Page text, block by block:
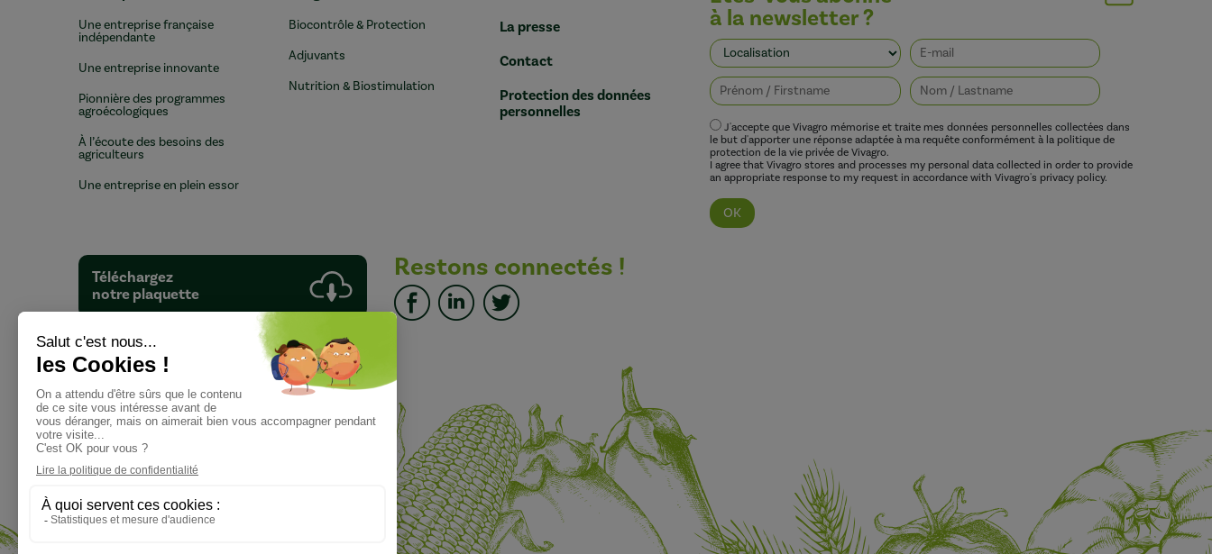
Une entreprise française
indépendante
Une entreprise innovante
Pionnière des programmes
agroécologiques
À l’écoute des besoins des
agriculteurs
Une entreprise en plein essor
Biocontrôle & Protection
Adjuvants
Nutrition & Biostimulation
La presse
Contact
Protection des données
personnelles
Téléchargez
notre plaquette
Restons connectés !
à la newsletter ?
J'accepte que Vivagro mémorise et traite mes données personnelles collectées dans
le but d'apporter une réponse adaptée à ma requête conformément à la politique de
protection de la vie privée de Vivagro.
I agree that Vivagro stores and processes my personal data collected in order to provide
an appropriate response to my request in accordance with Vivagro's privacy policy.